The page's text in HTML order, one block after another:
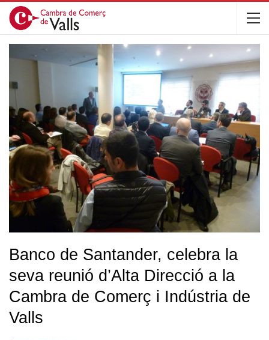
Banco de Santander, celebra la
seva reunió d’Alta Direcció a la
Cambra de Comerç i Indústria de
Valls